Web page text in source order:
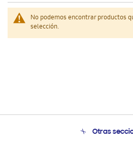
No podemos encontrar productos
selección.
Otras